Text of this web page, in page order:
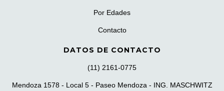
Por Edades
Contacto
DATOS DE CONTACTO
(11) 2161-0775
Mendoza 1578 - Local 5 - Paseo Mendoza - ING. MASCHWITZ